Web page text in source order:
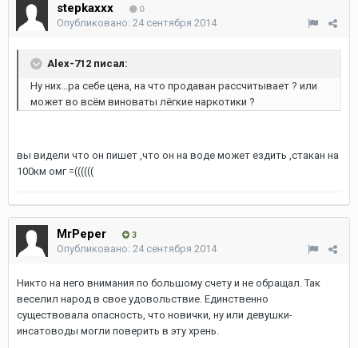
stepkaxxx 0
Опубликовано: 24 сентября 2014
Alex-712 писал:
Ну них...ра себе цена, на что продаван рассчитывает ? или
может во всём виноваты лёгкие наркотики ?
вы видели что он пишет ,что он на воде может ездить ,стакан на
100км омг =((((((
MrPeper 3
Опубликовано: 24 сентября 2014
Никто на него внимания по большому счету и не обращал. Так
веселил народ в свое удовольствие. Единственно
существовала опасность, что новички, ну или девушки-
инсатоводы могли поверить в эту хрень.